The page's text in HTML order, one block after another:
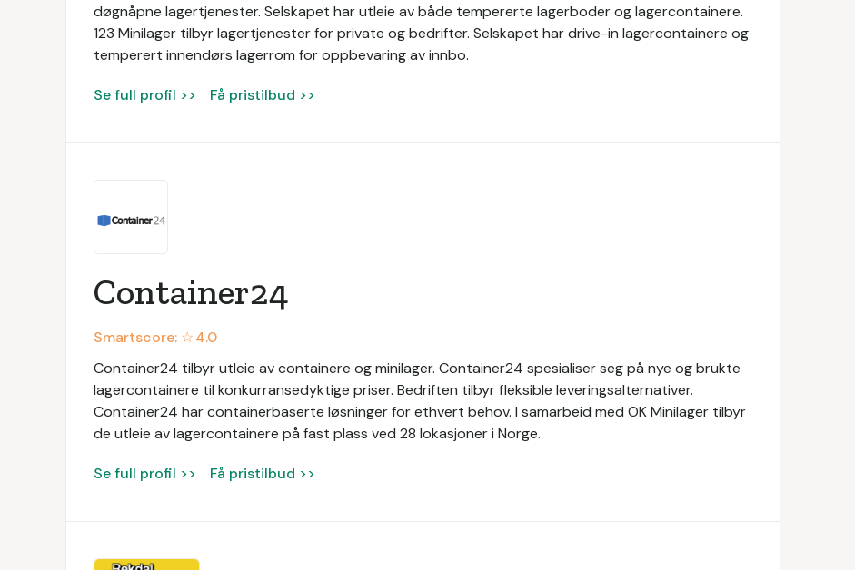
døgnåpne lagertjenester. Selskapet har utleie av både tempererte lagerboder og lagercontainere.
123 Minilager tilbyr lagertjenester for private og bedrifter. Selskapet har drive-in lagercontainere og
temperert innendørs lagerrom for oppbevaring av innbo.
Se full profil >> Få pristilbud >>
Container24
Smartscore: ☆4.0
Container24 tilbyr utleie av containere og minilager. Container24 spesialiser seg på nye og brukte
lagercontainere til konkurransedyktige priser. Bedriften tilbyr fleksible leveringsalternativer.
Container24 har containerbaserte løsninger for ethvert behov. I samarbeid med OK Minilager tilbyr
de utleie av lagercontainere på fast plass ved 28 lokasjoner i Norge.
Se full profil >> Få pristilbud >>